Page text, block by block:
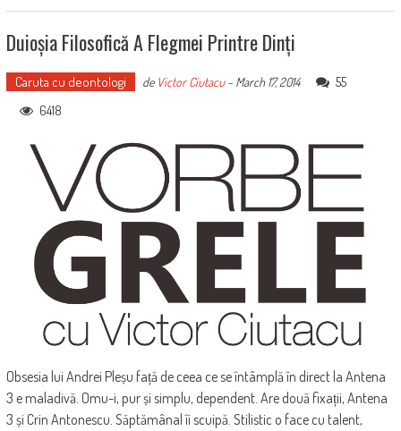
Duioșia Filosofică A Flegmei Printre Dinți
Caruta cu deontologi de Victor Ciutacu- March 17, 2014
55
6418
Obsesia lui Andrei Pleșu față de ceea ce se întâmplă în direct la Antena
3 e maladivă. Omu-i, pur și simplu, dependent. Are două fixații, Antena
3 și Crin Antonescu. Săptămânal îi scuipă. Stilistic o face cu talent,